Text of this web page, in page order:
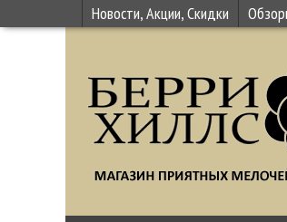
Новости, Акции, Скидки